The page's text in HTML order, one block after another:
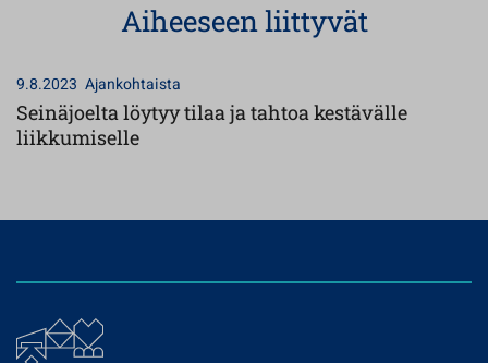
Aiheeseen liittyvät
9.8.2023 Ajankohtaista
Seinäjoelta löytyy tilaa ja tahtoa kestävälle
liikkumiselle